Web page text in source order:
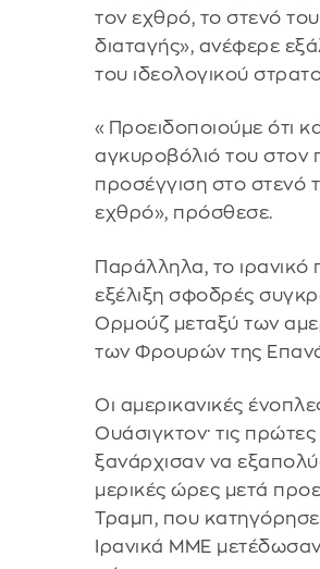
τον εχθρό, το στενό
διαταγής», ανέφερε
του ιδεολογικού
«Προειδοποιούμε ότι
αγκυροβόλιό του στον
προσέγγιση στο στενό
εχθρό», πρόσθεσε.
Παράλληλα, το ιρανικό
εξέλιξη σφοδρές
Ορμούζ μεταξύ των
των Φρουρών της
Οι αμερικανικές
Ουάσιγκτον· τις
ξανάρχισαν να
μερικές ώρες μετά
Τραμπ, που κατηγόρησε
Ιρανικά ΜΜΕ μετέδωσαν